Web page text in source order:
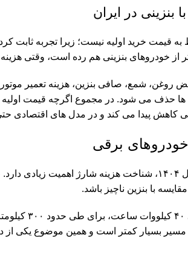
در ایران
به قیمت خرید اولیه نیست؛ زیرا تجربه ثابت
از خودروهای بنزینی هم رده است، وقتی
روغن، شمع، صافی بنزین، هزینه تعمیر
ها حذف می شود. در مجموع اگرچه قیمت
کاهش پیدا می کند و در مدل های اقتصادی
برقی
در تحلیل قیمت ماشین برقی در ایران در سال ۱۴۰۴، شناخت
با بنزین ناچیز باشد.
مسیر بسیار کمتر است و همین موضوع